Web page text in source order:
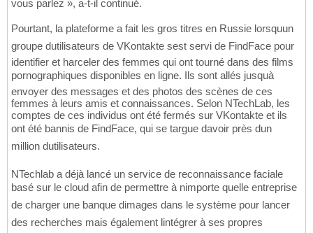
vous parlez », a-t-il continué.
Pourtant, la plateforme a fait les gros titres en Russie lorsquun
groupe dutilisateurs de VKontakte sest servi de FindFace pour
identifier et harceler des femmes qui ont tourné dans des films
pornographiques disponibles en ligne. Ils sont allés jusquà
envoyer des messages et des photos des scènes de ces
femmes à leurs amis et connaissances. Selon NTechLab, les
comptes de ces individus ont été fermés sur VKontakte et ils
ont été bannis de FindFace, qui se targue davoir près dun
million dutilisateurs.
NTechlab a déjà lancé un service de reconnaissance faciale
basé sur le cloud afin de permettre à nimporte quelle entreprise
de charger une banque dimages dans le système pour lancer
des recherches mais également lintégrer à ses propres